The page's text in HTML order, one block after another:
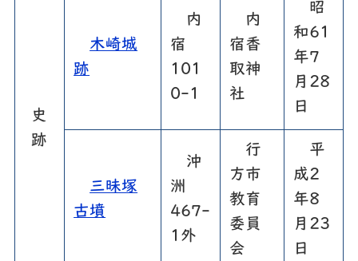
史
跡
木崎城
跡
内
宿
101
0-1
内
宿香
取神
社
昭
和61
年7
月28
日
三昧塚
古墳
沖
洲
467-
1外
行
方市
教育
委員
会
平
成2
年8
月23
日